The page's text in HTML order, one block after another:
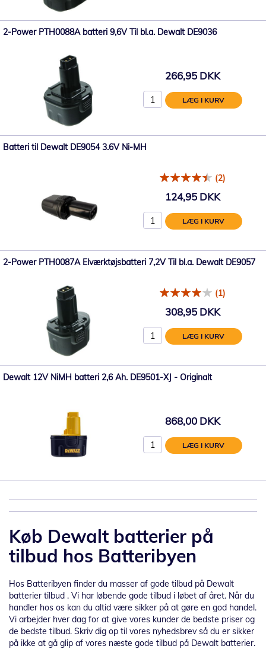
2-Power PTH0088A batteri 9,6V Til bl.a. Dewalt DE9036
266,95 DKK
LÆG I KURV
Batteri til Dewalt DE9054 3.6V Ni-MH
(2)
124,95 DKK
LÆG I KURV
2-Power PTH0087A Elværktøjsbatteri 7,2V Til bl.a. Dewalt DE9057
(1)
308,95 DKK
LÆG I KURV
Dewalt 12V NiMH batteri 2,6 Ah. DE9501-XJ - Originalt
868,00 DKK
LÆG I KURV
Køb Dewalt batterier på
tilbud hos Batteribyen
Hos Batteribyen finder du masser af gode tilbud på Dewalt
batterier tilbud . Vi har løbende gode tilbud i løbet af året. Når du
handler hos os kan du altid være sikker på at gøre en god handel.
Vi arbejder hver dag for at give vores kunder de bedste priser og
de bedste tilbud. Skriv dig op til vores nyhedsbrev så du er sikker
på ikke at gå glip af vores næste gode tilbud på Dewalt batterier.